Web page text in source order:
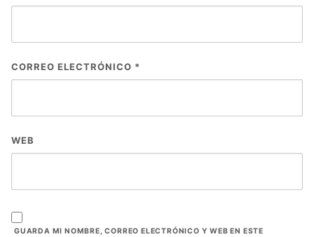
CORREO ELECTRÓNICO *
WEB
GUARDA MI NOMBRE, CORREO ELECTRÓNICO Y WEB EN ESTE